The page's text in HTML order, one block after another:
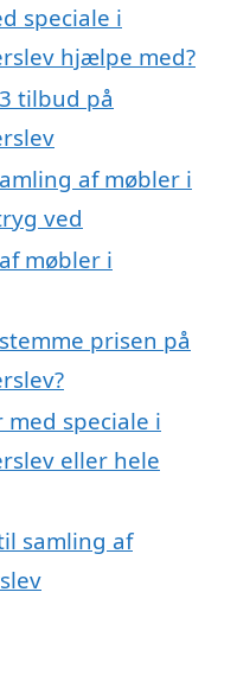
speciale i
hjælpe med?
tilbud på
af møbler i
ved
møbler i
prisen på
speciale i
eller hele
samling af